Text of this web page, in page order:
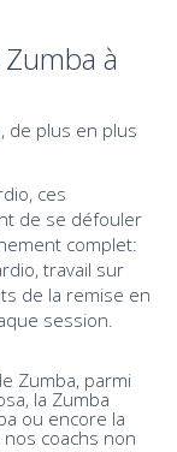
à
de plus en plus
ces
de se défouler
complet:
travail sur
de la remise en
session.
Zumba, parmi
la Zumba
ou encore la
coachs non